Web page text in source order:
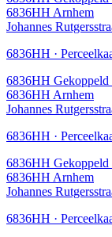
6836HH Arnhem
Johannes
6836HH ·
6836HH Gekoppeld
6836HH Arnhem
Johannes
6836HH ·
6836HH Gekoppeld
6836HH Arnhem
Johannes
6836HH ·